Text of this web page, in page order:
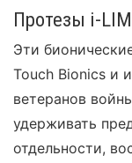
Протезы i-
Эти
Touch Bionics и
ветеранов
удерживать
отдельности,